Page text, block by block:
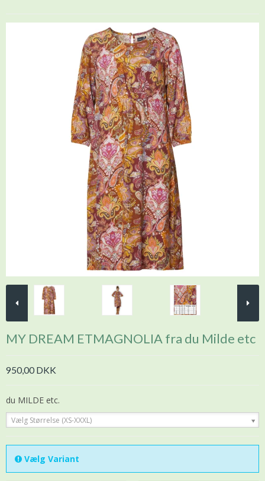
MY DREAM ETMAGNOLIA fra du Milde etc
950,00 DKK
du MILDE etc.
Vælg Størrelse (XS-XXXL)
Vælg Variant